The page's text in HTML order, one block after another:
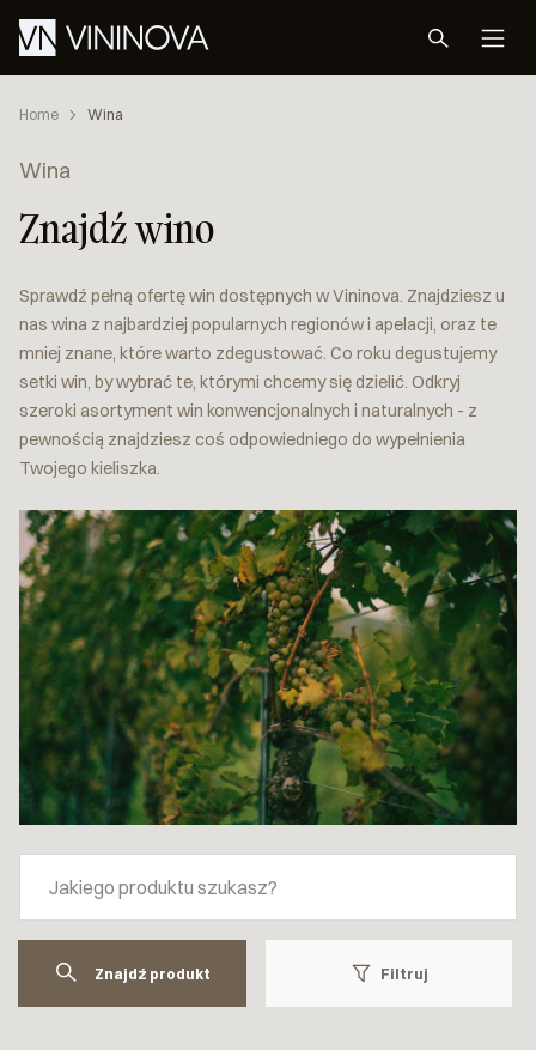
Home Wina
Wina
Znajdź wino
Sprawdź pełną ofertę win dostępnych w Vininova. Znajdziesz u
nas wina z najbardziej popularnych regionów i apelacji, oraz te
mniej znane, które warto zdegustować. Co roku degustujemy
setki win, by wybrać te, którymi chcemy się dzielić. Odkryj
szeroki asortyment win konwencjonalnych i naturalnych - z
pewnością znajdziesz coś odpowiedniego do wypełnienia
Twojego kieliszka.
Znajdź produkt Filtruj